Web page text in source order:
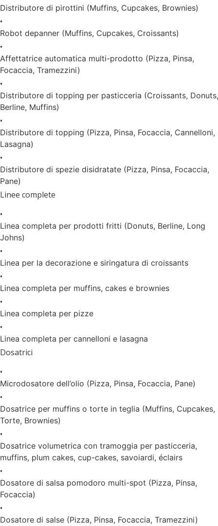
Distributore di pirottini (Muffins, Cupcakes, Brownies)
•
Robot depanner (Muffins, Cupcakes, Croissants)
•
Affettatrice automatica multi-prodotto (Pizza, Pinsa,
Focaccia, Tramezzini)
•
Distributore di topping per pasticceria (Croissants, Donuts,
Berline, Muffins)
•
Distributore di topping (Pizza, Pinsa, Focaccia, Cannelloni,
Lasagna)
•
Distributore di spezie disidratate (Pizza, Pinsa, Focaccia,
Pane)
Linee complete
•
Linea completa per prodotti fritti (Donuts, Berline, Long
Johns)
•
Linea per la decorazione e siringatura di croissants
•
Linea completa per muffins, cakes e brownies
•
Linea completa per pizze
•
Linea completa per cannelloni e lasagna
Dosatrici
•
Microdosatore dell’olio (Pizza, Pinsa, Focaccia, Pane)
•
Dosatrice per muffins o torte in teglia (Muffins, Cupcakes,
Torte, Brownies)
•
Dosatrice volumetrica con tramoggia per pasticceria,
muffins, plum cakes, cup-cakes, savoiardi, éclairs
•
Dosatore di salsa pomodoro multi-spot (Pizza, Pinsa,
Focaccia)
•
Dosatore di salse (Pizza, Pinsa, Focaccia, Tramezzini)